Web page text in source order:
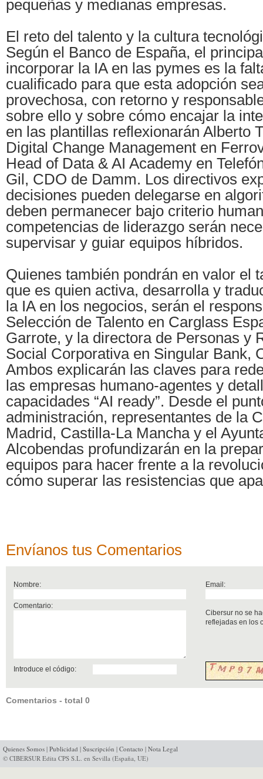
pequeñas y medianas empresas.
El reto del talento y la cultura
Según el Banco de España, el
incorporar la IA en las pymes es la
cualificado para que esta adopción
provechosa, con retorno y
sobre ello y sobre cómo encajar la
en las plantillas reflexionarán Alberto
Digital Change Management en
Head of Data & AI Academy en
Gil, CDO de Damm. Los directivos
decisiones pueden delegarse en
deben permanecer bajo criterio
competencias de liderazgo serán
supervisar y guiar equipos híbridos.
Quienes también pondrán en valor el
que es quien activa, desarrolla y
la IA en los negocios, serán el
Selección de Talento en Carglass
Garrote, y la directora de Personas y
Social Corporativa en Singular Bank,
Ambos explicarán las claves para
las empresas humano-agentes y
capacidades “AI ready”. Desde el
administración, representantes de la
Madrid, Castilla-La Mancha y el
Alcobendas profundizarán en la
equipos para hacer frente a la
cómo superar las resistencias que
Envíanos tus Comentarios
Nombre: Email:
Comentario:
Cibersur no se
reflejadas en los
Introduce el código:
Comentarios - total 0
Quienes Somos | Publicidad | Suscripción | Contacto | Nota Legal
© CIBERSUR Edita CPS S.L. en Sevilla (España, UE)